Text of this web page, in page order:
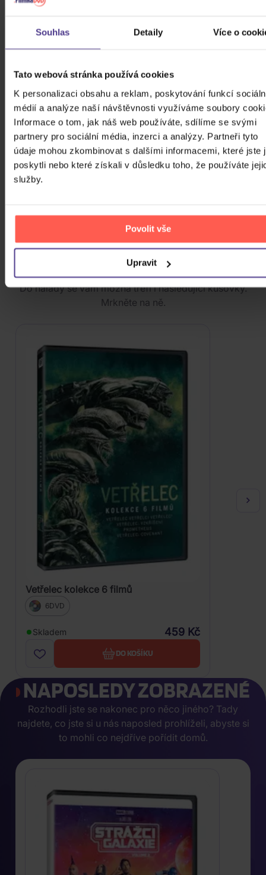
Souhlas Detaily Více o
Tato webová stránka používá cookies
K personalizaci obsahu a reklam, poskytování funkcí
médií a analýze naší návštěvnosti využíváme soubory
Informace o tom, jak náš web používáte, sdílíme se svými
partnery pro sociální média, inzerci a analýzy. Partneři tyto
údaje mohou zkombinovat s dalšími informacemi, které jste
poskytli nebo které získali v důsledku toho, že používáte
služby.
Povolit vše
Upravit
Přijímáme na
Avatar: The Way of Water
ZOBRAZIT VŠECHNY
PODOBNÉ PRODUKTY
Do nálady se vám možná trefí i následující kusovky.
Mrkněte na ně.
Vetřelec kolekce 6 filmů
6DVD
Skladem 459 Kč
DO KOŠÍKU
NAPOSLEDY ZOBRAZENÉ
Rozhodli jste se nakonec pro něco jiného? Tady
najdete, co jste si u nás naposled prohlíželi, abyste si
to mohli co nejdříve pořídit domů.